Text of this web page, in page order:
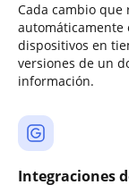
Cada cambio que
automáticamente
dispositivos en
versiones de un
información.
Integraciones